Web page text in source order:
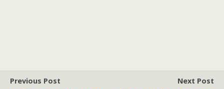
Previous Post
Next Post